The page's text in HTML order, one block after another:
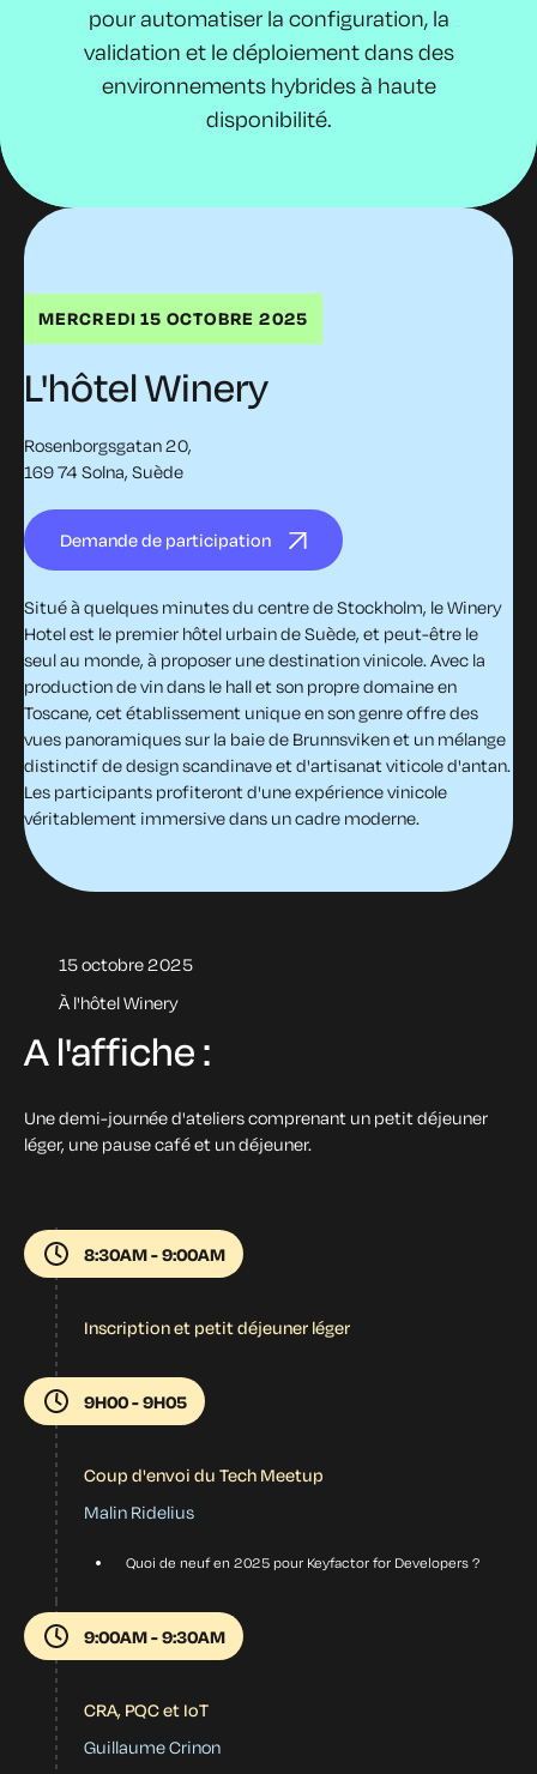
pour automatiser la configuration, la
validation et le déploiement dans des
environnements hybrides à haute
disponibilité.
MERCREDI 15 OCTOBRE 2025
L'hôtel Winery
Rosenborgsgatan 20,
169 74 Solna, Suède
Demande de participation
Situé à quelques minutes du centre de Stockholm, le Winery
Hotel est le premier hôtel urbain de Suède, et peut-être le
seul au monde, à proposer une destination vinicole. Avec la
production de vin dans le hall et son propre domaine en
Toscane, cet établissement unique en son genre offre des
vues panoramiques sur la baie de Brunnsviken et un mélange
distinctif de design scandinave et d'artisanat viticole d'antan.
Les participants profiteront d'une expérience vinicole
véritablement immersive dans un cadre moderne.
15 octobre 2025
À l'hôtel Winery
A l'affiche :
Une demi-journée d'ateliers comprenant un petit déjeuner
léger, une pause café et un déjeuner.
8:30AM - 9:00AM
Inscription et petit déjeuner léger
9H00 - 9H05
Coup d'envoi du Tech Meetup
Malin Ridelius
Quoi de neuf en 2025 pour Keyfactor for Developers ?
9:00AM - 9:30AM
CRA, PQC et IoT
Guillaume Crinon